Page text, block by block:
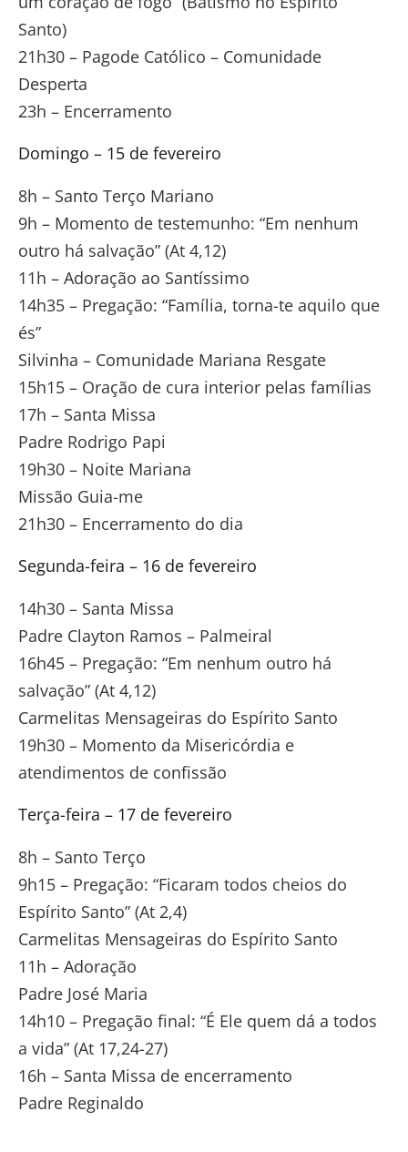
Santo)
21h30 – Pagode Católico – Comunidade
Desperta
23h – Encerramento
Domingo – 15 de fevereiro
8h – Santo Terço Mariano
9h – Momento de testemunho: “Em nenhum
outro há salvação” (At 4,12)
11h – Adoração ao Santíssimo
14h35 – Pregação: “Família, torna-te aquilo que
és”
Silvinha – Comunidade Mariana Resgate
15h15 – Oração de cura interior pelas famílias
17h – Santa Missa
Padre Rodrigo Papi
19h30 – Noite Mariana
Missão Guia-me
21h30 – Encerramento do dia
Segunda-feira – 16 de fevereiro
14h30 – Santa Missa
Padre Clayton Ramos – Palmeiral
16h45 – Pregação: “Em nenhum outro há
salvação” (At 4,12)
Carmelitas Mensageiras do Espírito Santo
19h30 – Momento da Misericórdia e
atendimentos de confissão
Terça-feira – 17 de fevereiro
8h – Santo Terço
9h15 – Pregação: “Ficaram todos cheios do
Espírito Santo” (At 2,4)
Carmelitas Mensageiras do Espírito Santo
11h – Adoração
Padre José Maria
14h10 – Pregação final: “É Ele quem dá a todos
a vida” (At 17,24-27)
16h – Santa Missa de encerramento
Padre Reginaldo